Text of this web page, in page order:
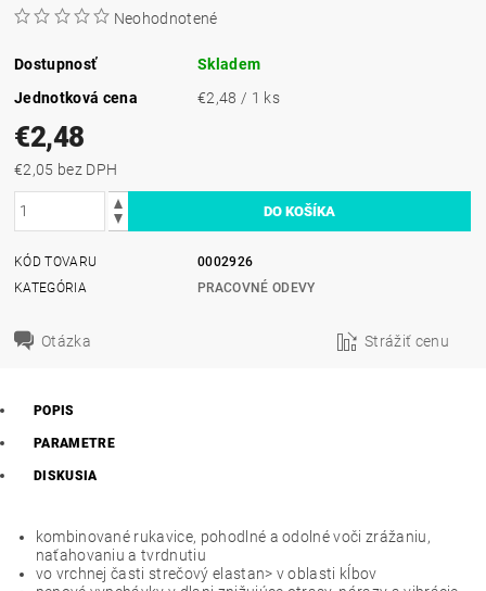
Neohodnotené
Dostupnosť
Skladem
Jednotková cena
€2,48 / 1 ks
€2,48
€2,05 bez DPH
KÓD TOVARU
0002926
KATEGÓRIA
PRACOVNÉ ODEVY
Otázka Strážiť cenu
POPIS
PARAMETRE
DISKUSIA
kombinované rukavice, pohodlné a odolné voči zrážaniu,
naťahovaniu a tvrdnutiu
vo vrchnej časti strečový elastan> v oblasti kĺbov